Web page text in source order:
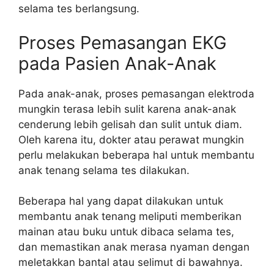
selama tes berlangsung.
Proses Pemasangan EKG
pada Pasien Anak-Anak
Pada anak-anak, proses pemasangan elektroda
mungkin terasa lebih sulit karena anak-anak
cenderung lebih gelisah dan sulit untuk diam.
Oleh karena itu, dokter atau perawat mungkin
perlu melakukan beberapa hal untuk membantu
anak tenang selama tes dilakukan.
Beberapa hal yang dapat dilakukan untuk
membantu anak tenang meliputi memberikan
mainan atau buku untuk dibaca selama tes,
dan memastikan anak merasa nyaman dengan
meletakkan bantal atau selimut di bawahnya.